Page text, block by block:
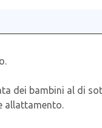
dei bambini al di
allattamento.